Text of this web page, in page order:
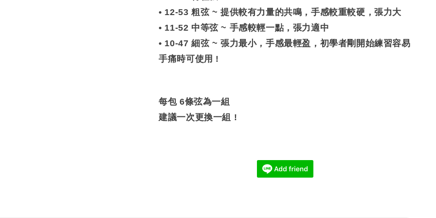
• 12-53 粗弦 ~ 提供較有力量的共鳴，手感較重較硬，張力大
• 11-52 中等弦 ~ 手感較輕一點，張力適中
• 10-47 細弦 ~ 張力最小，手感最輕盈，初學者剛開始練習容易
手痛時可使用 !
每包 6條弦為一組
建議一次更換一組 !